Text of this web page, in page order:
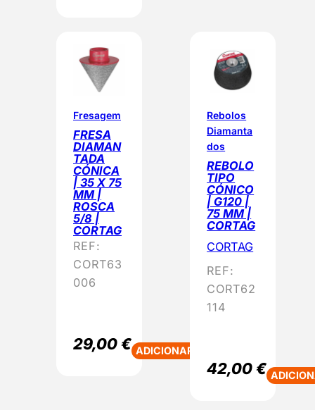
Fresagem
FRESA
DIAMAN
TADA
CÓNICA
| 35 X 75
MM |
ROSCA
5/8 |
CORTAG
REF:
CORT63
006
29,00€ ADICIONAR
Rebolos
Diamanta
dos
REBOLO
TIPO
CÓNICO
| G120 |
75 MM |
CORTAG
CORTAG
REF:
CORT62
114
42,00€